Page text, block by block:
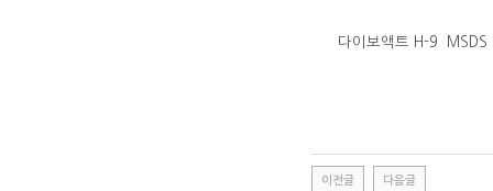
다이보액트 H-9 MSDS
이전글 다음글